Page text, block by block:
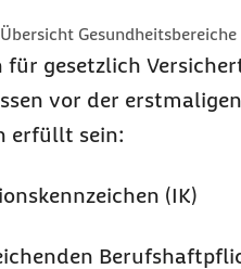
Übersicht Gesundheitsbereiche
gesetzlich
vor der
erfüllt sein:
(IK)